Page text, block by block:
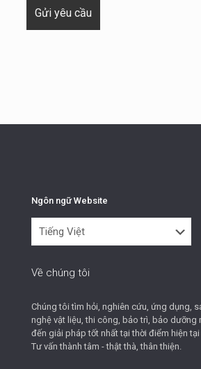
Ngôn ngữ Website
Ngôn
ngữ
Về chúng tôi
Chúng tôi tìm hỏi, nghiên cứu, ứng dụng,
nghệ vật liệu, thi công, bảo trì, bảo dưỡng
đến giải pháp tốt nhất tại thời điểm hiện
Tư vấn thành tâm - thật thà, thân thiện.